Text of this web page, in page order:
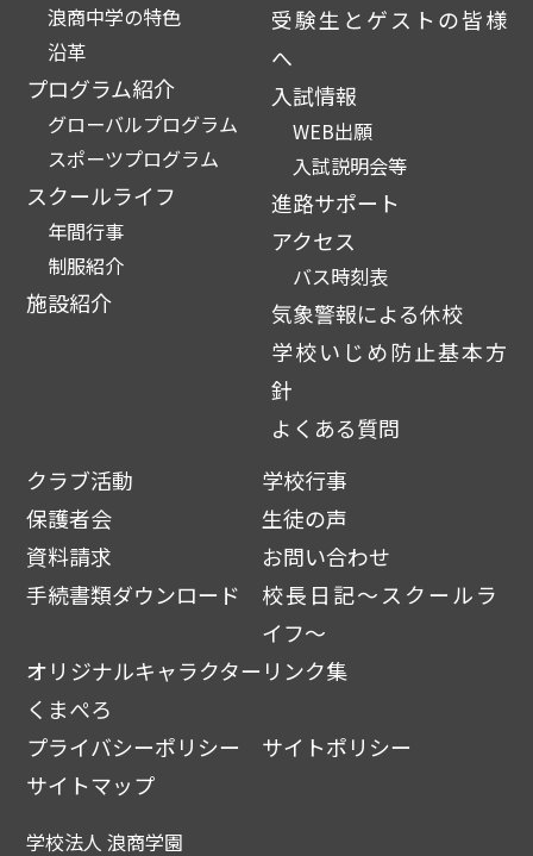
浪商中学の特色
沿革
プログラム紹介
グローバルプログラム
スポーツプログラム
スクールライフ
年間行事
制服紹介
施設紹介
受験生とゲストの皆様
へ
入試情報
WEB出願
入試説明会等
進路サポート
アクセス
バス時刻表
気象警報による休校
学校いじめ防止基本方
針
よくある質問
クラブ活動
学校行事
保護者会
生徒の声
資料請求
お問い合わせ
手続書類ダウンロード
校長日記～スクールラ
イフ～
オリジナルキャラクター
くまぺろ
リンク集
プライバシーポリシー
サイトポリシー
サイトマップ
学校法人 浪商学園